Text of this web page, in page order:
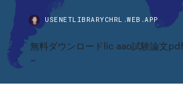
USENETLIBRARYCHRL.WEB.APP
無料ダウンロードlic aao試験論文pdf